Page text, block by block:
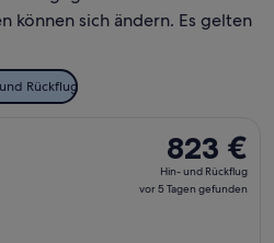
können sich ändern. Es gelten
Rückflug
823 €
Hin-
und
823 €
Hin- und Rückflug
vor 5 Tagen gefunden